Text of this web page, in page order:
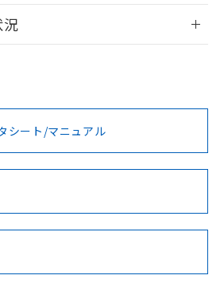
グイン/会員登録
利用いただく前に、以下を必ずお読
240のRoHS対応状況については、
品のRoHS/REACH対応状況ページへ
型式承認
ルウェー
BV型式承認
（フランス
KR型式
（韓国
No No
の製品の規格認証/適合状況ページへ
シート/マニュアル